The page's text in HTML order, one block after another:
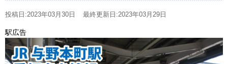
投稿日:2023年03月30日 最終更新日:2023年03月29日
駅広告